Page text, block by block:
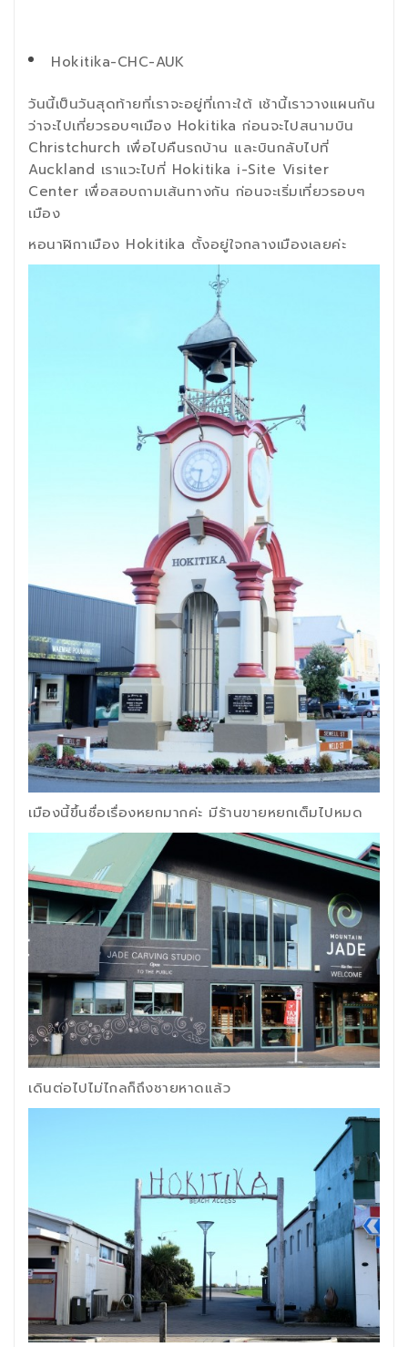
Hokitika-CHC-AUK
วันนี้เป็นวันสุดท้ายที่เราจะอยู่ที่เกาะใต้ เช้านี้เราวางแผนกัน
ว่าจะไปเที่ยวรอบๆเมือง Hokitika ก่อนจะไปสนามบิน
Christchurch เพื่อไปคืนรถบ้าน และบินกลับไปที่
Auckland เราแวะไปที่ Hokitika i-Site Visiter
Center เพื่อสอบถามเส้นทางกัน ก่อนจะเริ่มเที่ยวรอบๆ
เมือง
หอนาฬิกาเมือง Hokitika ตั้งอยู่ใจกลางเมืองเลยค่ะ
เมืองนี้ขึ้นชื่อเรื่องหยกมากค่ะ มีร้านขายหยกเต็มไปหมด
เดินต่อไปไม่ไกลก็ถึงชายหาดแล้ว